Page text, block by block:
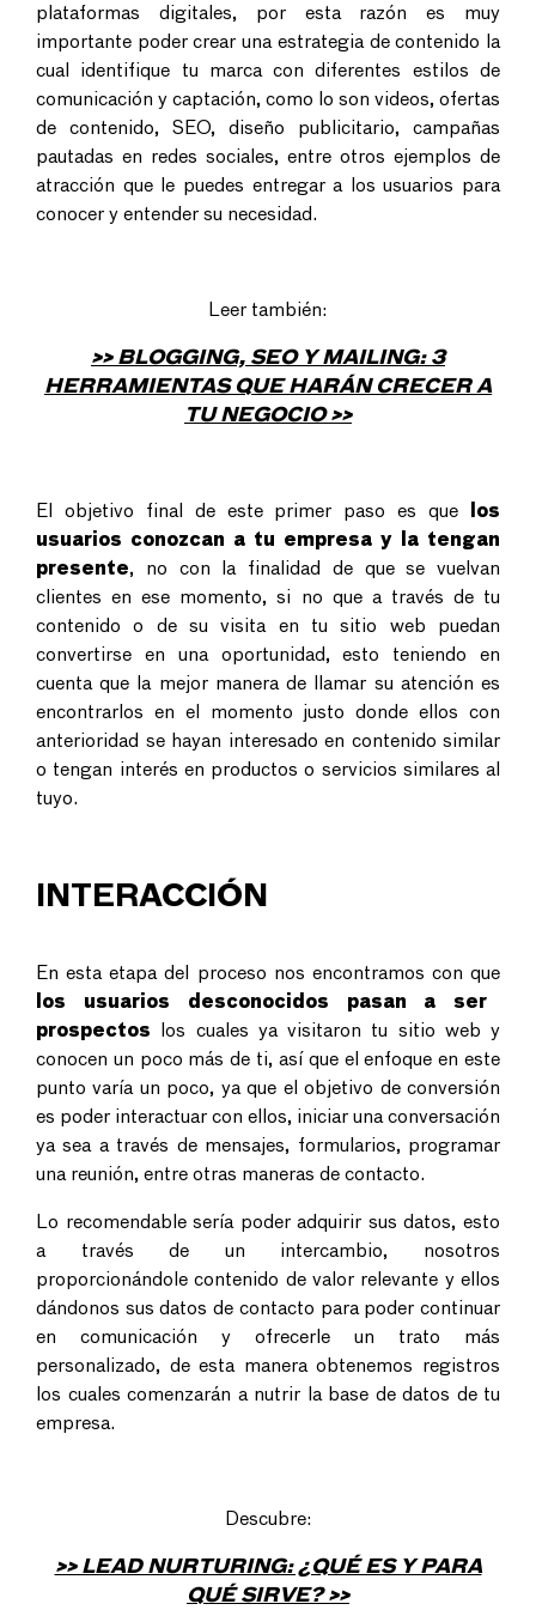
plataformas digitales, por esta razón es muy
importante poder crear una estrategia de contenido la
cual identifique tu marca con diferentes estilos de
comunicación y captación, como lo son videos, ofertas
de contenido, SEO, diseño publicitario, campañas
pautadas en redes sociales, entre otros ejemplos de
atracción que le puedes entregar a los usuarios para
conocer y entender su necesidad.
Leer también:
>> BLOGGING, SEO Y MAILING: 3
HERRAMIENTAS QUE HARÁN CRECER A
TU NEGOCIO >>
El objetivo final de este primer paso es que los
usuarios conozcan a tu empresa y la tengan
presente, no con la finalidad de que se vuelvan
clientes en ese momento, si no que a través de tu
contenido o de su visita en tu sitio web puedan
convertirse en una oportunidad, esto teniendo en
cuenta que la mejor manera de llamar su atención es
encontrarlos en el momento justo donde ellos con
anterioridad se hayan interesado en contenido similar
o tengan interés en productos o servicios similares al
tuyo.
INTERACCIÓN
En esta etapa del proceso nos encontramos con que
los usuarios desconocidos pasan a ser
prospectos los cuales ya visitaron tu sitio web y
conocen un poco más de ti, así que el enfoque en este
punto varía un poco, ya que el objetivo de conversión
es poder interactuar con ellos, iniciar una conversación
ya sea a través de mensajes, formularios, programar
una reunión, entre otras maneras de contacto.
Lo recomendable sería poder adquirir sus datos, esto
a través de un intercambio, nosotros
proporcionándole contenido de valor relevante y ellos
dándonos sus datos de contacto para poder continuar
en comunicación y ofrecerle un trato más
personalizado, de esta manera obtenemos registros
los cuales comenzarán a nutrir la base de datos de tu
empresa.
Descubre:
>> LEAD NURTURING: ¿QUÉ ES Y PARA
QUÉ SIRVE? >>